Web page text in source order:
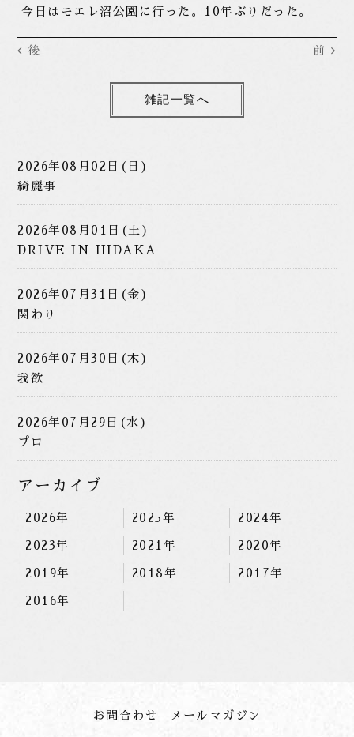
今日はモエレ沼公園に行った。10年ぶりだった。
後 前
雑記一覧へ
2026年08月02日(日)
綺麗事
2026年08月01日(土)
DRIVE IN HIDAKA
2026年07月31日(金)
関わり
2026年07月30日(木)
我欲
2026年07月29日(水)
プロ
アーカイブ
2026年 2025年 2024年
2023年 2021年 2020年
2019年 2018年 2017年
2016年
お問合わせ メールマガジン